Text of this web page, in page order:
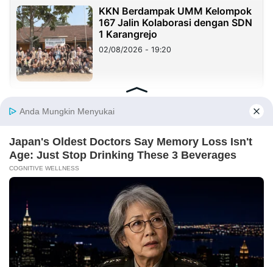
KKN Berdampak UMM Kelompok
167 Jalin Kolaborasi dengan SDN
1 Karangrejo
02/08/2026 - 19:20
KOLOM
Yang Mahal Bukan Suara Rakyat
29/07/2026 - 00:37
Haji Her Mirip Prabowo, Rejekinya
Melimpah dan Dikagumi Banyak
Orang, Tapi Sering Blunder!